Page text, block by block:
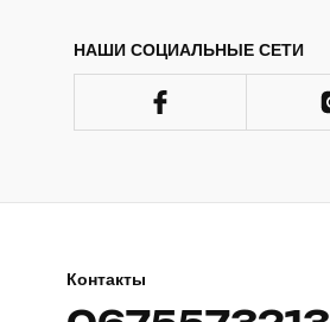
НАШИ СОЦИАЛЬНЫЕ СЕТИ
Контакты